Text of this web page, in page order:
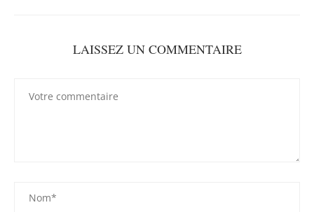
LAISSEZ UN COMMENTAIRE